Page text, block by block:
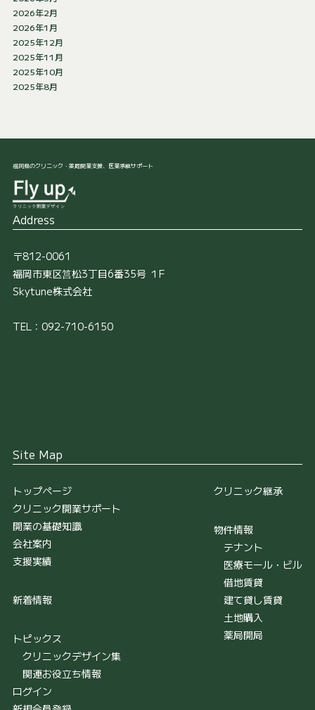
2026年2月
2026年1月
2025年12月
2025年11月
2025年10月
2025年8月
福岡県のクリニック・薬局開業支援、医業承継サポート
Address
〒812-0061
福岡市東区筥松3丁目6番35号 １F
Skytune株式会社
TEL：092-710-6150
Site Map
トップページ
クリニック開業サポート
開業の基礎知識
会社案内
支援実績
新着情報
トピックス
クリニックデザイン集
関連お役立ち情報
クリニック継承
物件情報
テナント
医療モール・ビル
借地賃貸
建て貸し賃貸
土地購入
薬局開局
ログイン